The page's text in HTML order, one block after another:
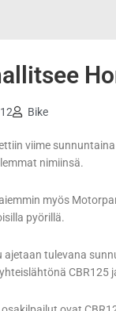
Bike
viime
nimiinsä.
myös
pyörillä.
ajetaan tulevana
CBR125